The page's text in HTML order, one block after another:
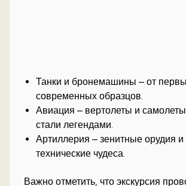
Танки и бронемашины – от
современных образцов.
Авиация – вертолеты и
стали легендами.
Артиллерия – зенитные орудия и
технические чудеса.
Важно отметить, что экскурсия